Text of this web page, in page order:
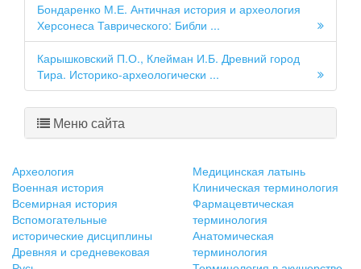
Бондаренко М.Е. Античная история и археология
Херсонеса Таврического: Библи ...
Карышковский П.О., Клейман И.Б. Древний город
Тира. Историко-археологически ...
Меню сайта
Археология
Военная история
Всемирная история
Вспомогательные
исторические дисциплины
Древняя и средневековая
Медицинская латынь
Клиническая терминология
Фармацевтическая
терминология
Анатомическая
терминология